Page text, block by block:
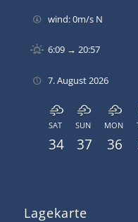
wind: 0m/s N
6:09 → 20:57
7. August 2026
SAT
34
SUN
37
MON
36
Lagekarte